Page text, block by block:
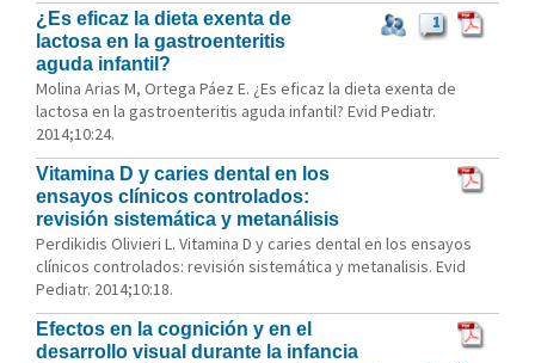
1
¿Es eficaz la dieta exenta de
lactosa en la gastroenteritis
aguda infantil?
Molina Arias M, Ortega Páez E. ¿Es eficaz la dieta exenta de
lactosa en la gastroenteritis aguda infantil? Evid Pediatr.
2014;10:24.
Vitamina D y caries dental en los
ensayos clínicos controlados:
revisión sistemática y metanálisis
Perdikidis Olivieri L. Vitamina D y caries dental en los ensayos
clínicos controlados: revisión sistemática y metanalisis. Evid
Pediatr. 2014;10:18.
Efectos en la cognición y en el
desarrollo visual durante la infancia